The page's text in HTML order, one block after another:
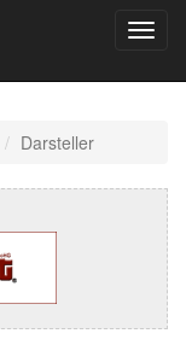
Darsteller